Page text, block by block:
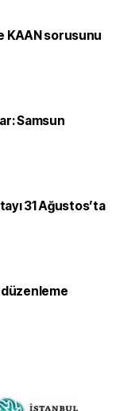
KAAN sorusunu
Samsun
31 Ağustos’ta